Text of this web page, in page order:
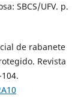
SBCS/UFV. p.
de rabanete
Revista